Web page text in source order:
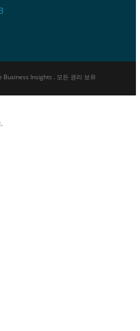
Insights . 모든 권리 보유